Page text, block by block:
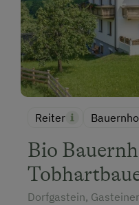
Reiter
Bio
Dorfgastein,